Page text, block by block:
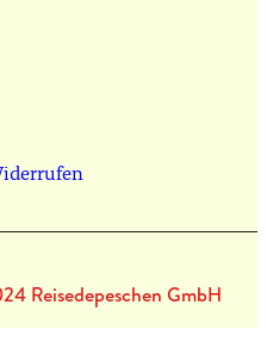
Reisedepeschen GmbH